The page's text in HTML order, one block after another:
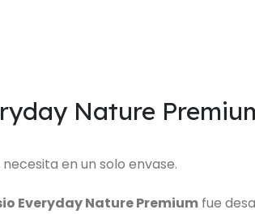
Nature
en un solo envase.
Everyday Nature Premium fue